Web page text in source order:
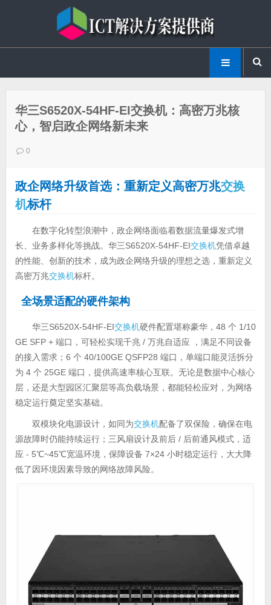
华三S6520X-54HF-EI交换机：高密万兆核
心，智启政企网络新未来
0
政企网络升级首选：重新定义高密万兆交换
机标杆
在数字化转型浪潮中，政企网络面临着数据流量爆发式增
长、业务多样化等挑战。华三S6520X-54HF-EI交换机凭借卓越
的性能、创新的技术，成为政企网络升级的理想之选，重新定义
高密万兆交换机标杆。
全场景适配的硬件架构
华三S6520X-54HF-EI交换机硬件配置堪称豪华，48 个 1/10
GE SFP + 端口，可轻松实现千兆 / 万兆自适应 ，满足不同设备
的接入需求；6 个 40/100GE QSFP28 端口，单端口能灵活拆分
为 4 个 25GE 端口，提供高速率核心互联。无论是数据中心核心
层，还是大型园区汇聚层等高负载场景，都能轻松应对，为网络
稳定运行奠定坚实基础。
双模块化电源设计，如同为交换机配备了双保险，确保在电
源故障时仍能持续运行；三风扇设计及前后 / 后前通风模式，适
应 - 5℃~45℃宽温环境，保障设备 7×24 小时稳定运行，大大降
低了因环境因素导致的网络故障风险。